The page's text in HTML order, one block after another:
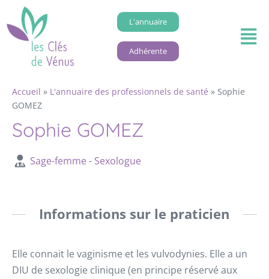
L'annuaire
Adhérente
Accueil » L'annuaire des professionnels de santé » Sophie
GOMEZ
Sophie GOMEZ
Sage-femme - Sexologue
Informations sur le praticien
Elle connait le vaginisme et les vulvodynies. Elle a un
DIU de sexologie clinique (en principe réservé aux